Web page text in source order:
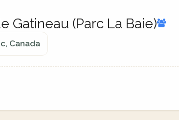
Gatineau (Parc La Baie)
Canada